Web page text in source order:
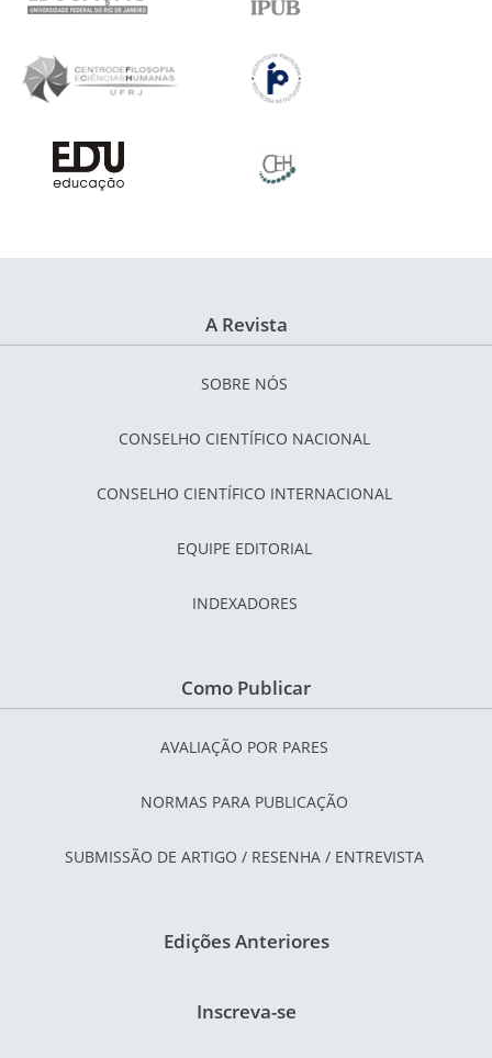
A Revista
SOBRE NÓS
CONSELHO CIENTÍFICO NACIONAL
CONSELHO CIENTÍFICO INTERNACIONAL
EQUIPE EDITORIAL
INDEXADORES
Como Publicar
AVALIAÇÃO POR PARES
NORMAS PARA PUBLICAÇÃO
SUBMISSÃO DE ARTIGO / RESENHA / ENTREVISTA
Edições Anteriores
Inscreva-se